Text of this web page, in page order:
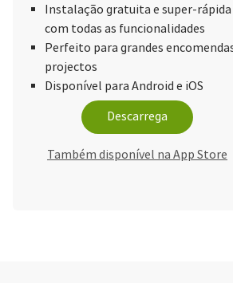
Instalação gratuita e super-rápida
com todas as funcionalidades
Perfeito para grandes
projectos
Disponível para Android e iOS
Descarrega
Também disponível na App Store